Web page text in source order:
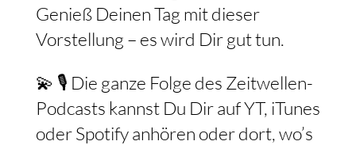
Genieß Deinen Tag mit dieser
Vorstellung – es wird Dir gut tun.
💫 🎙️ Die ganze Folge des Zeitwellen-
Podcasts kannst Du Dir auf YT, iTunes
oder Spotify anhören oder dort, wo’s